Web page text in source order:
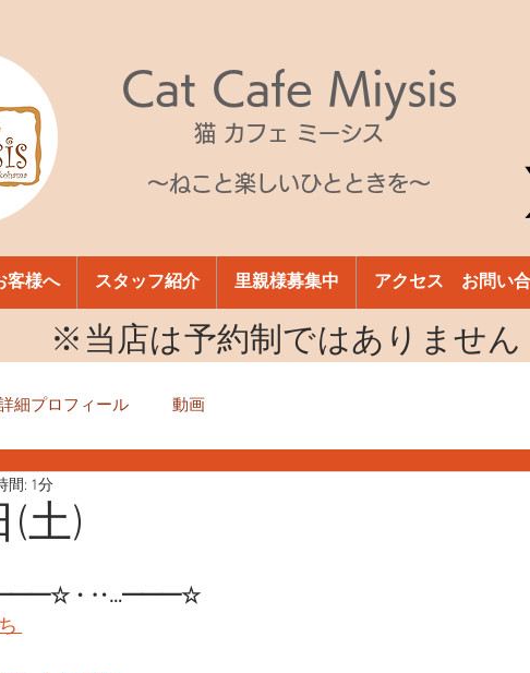
Cat Cafe Miysis
猫 カフェ ミーシス
～ねこと楽しいひとときを～
客様へ スタッフ紹介 里親様募集中 アクセス お問い
​※当店は予約制ではありません
細プロフィール 動画
(土)
間: 1分
・‥…━━━☆